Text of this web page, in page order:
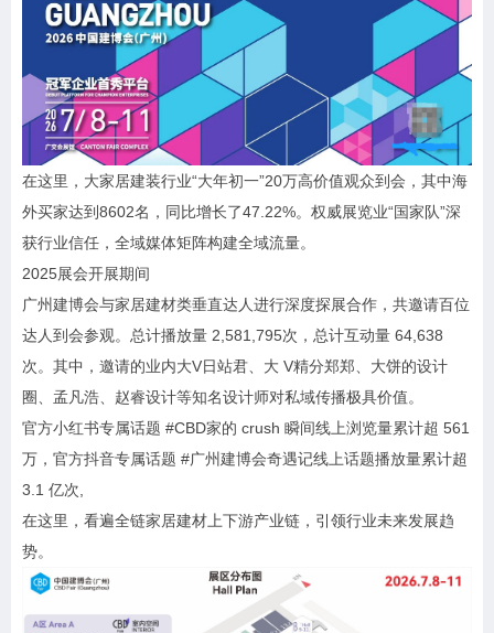
在这里，大家居建装行业“大年初一”20万高价值观众到会，其中海
外买家达到8602名，同比增长了47.22%。权威展览业“国家队”深
获行业信任，全域媒体矩阵构建全域流量。
2025展会开展期间
广州建博会与家居建材类垂直达人进行深度探展合作，共邀请百位
达人到会参观。总计播放量 2,581,795次，总计互动量 64,638
次。其中，邀请的业内大V日站君、大 V精分郑郑、大饼的设计
圈、孟凡浩、赵睿设计等知名设计师对私域传播极具价值。
官方小红书专属话题 #CBD家的 crush 瞬间线上浏览量累计超 561
万，官方抖音专属话题 #广州建博会奇遇记线上话题播放量累计超
3.1 亿次,
在这里，看遍全链家居建材上下游产业链，引领行业未来发展趋
势。